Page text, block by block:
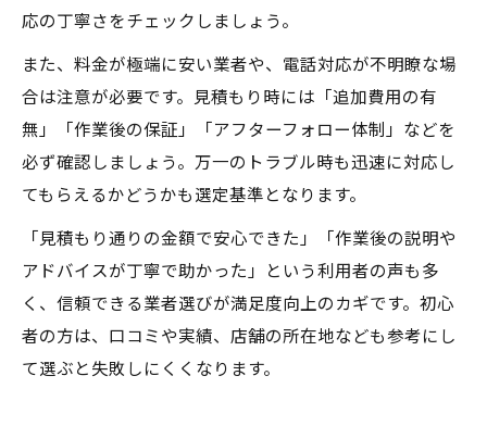
応の丁寧さをチェックしましょう。
また、料金が極端に安い業者や、電話対応が不明瞭な場
合は注意が必要です。見積もり時には「追加費用の有
無」「作業後の保証」「アフターフォロー体制」などを
必ず確認しましょう。万一のトラブル時も迅速に対応し
てもらえるかどうかも選定基準となります。
「見積もり通りの金額で安心できた」「作業後の説明や
アドバイスが丁寧で助かった」という利用者の声も多
く、信頼できる業者選びが満足度向上のカギです。初心
者の方は、口コミや実績、店舗の所在地なども参考にし
て選ぶと失敗しにくくなります。